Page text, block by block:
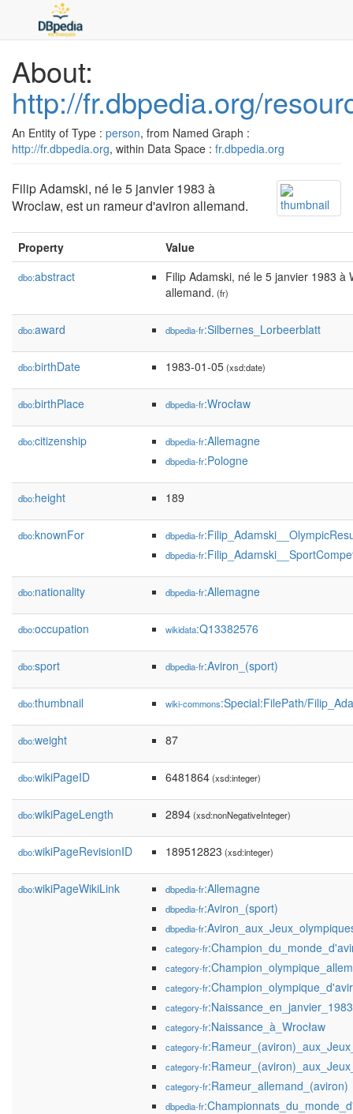
About:
http://fr.dbpedia.org/
An Entity of Type : person, from Named Graph :
http://fr.dbpedia.org, within Data Space : fr.dbpedia.org
Filip Adamski, né le 5 janvier 1983 à
Wroclaw, est un rameur d'aviron allemand.
Property Value
dbo:abstract
Filip Adamski, né le 5 janvier 1983 à
allemand. (fr)
dbo:award dbpedia-fr:Silbernes_Lorbeerblatt
dbo:birthDate 1983-01-05(xsd:date)
dbo:birthPlace dbpedia-fr:Wrocław
dbo:citizenship dbpedia-fr:Allemagne
dbpedia-fr:Pologne
dbo:height 189
dbo:knownFor dbpedia-fr
dbpedia-fr
dbo:nationality dbpedia-fr:Allemagne
dbo:occupation wikidata:Q13382576
dbo:sport dbpedia-fr:Aviron_(sport)
dbo:thumbnail wiki-commons:Special:FilePath/
dbo:weight 87
dbo:wikiPageID 6481864(xsd:integer)
dbo:wikiPageLength 2894(xsd:nonNegativeInteger)
dbo:wikiPageRevisionID 189512823 (xsd:integer)
dbo:wikiPageWikiLink dbpedia-fr:Allemagne
dbpedia-fr:Aviron_(sport)
dbpedia-fr
category-fr
category-fr
category-fr
category-fr:Naissance_en_janvier_1983
category-fr:Naissance_à_Wrocław
category-fr
category-fr
category-fr:Rameur_allemand_(aviron)
dbpedia-fr